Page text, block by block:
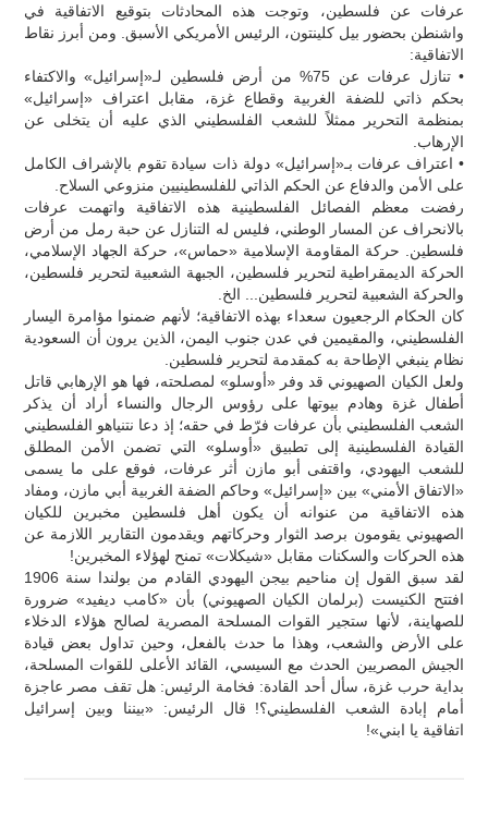
عرفات عن فلسطين، وتوجت هذه المحادثات بتوقيع الاتفاقية في
واشنطن بحضور بيل كلينتون، الرئيس الأمريكي الأسبق. ومن أبرز نقاط
الاتفاقية:
• تنازل عرفات عن 75% من أرض فلسطين لـ«إسرائيل» والاكتفاء
بحكم ذاتي للضفة الغربية وقطاع غزة، مقابل اعتراف «إسرائيل»
بمنظمة التحرير ممثلاً للشعب الفلسطيني الذي عليه أن يتخلى عن
الإرهاب.
• اعتراف عرفات بـ«إسرائيل» دولة ذات سيادة تقوم بالإشراف الكامل
على الأمن والدفاع عن الحكم الذاتي للفلسطينيين منزوعي السلاح.
رفضت معظم الفصائل الفلسطينية هذه الاتفاقية واتهمت عرفات
بالانحراف عن المسار الوطني، فليس له التنازل عن حبة رمل من أرض
فلسطين. حركة المقاومة الإسلامية «حماس»، حركة الجهاد الإسلامي،
الحركة الديمقراطية لتحرير فلسطين، الجبهة الشعبية لتحرير فلسطين،
والحركة الشعبية لتحرير فلسطين... الخ.
كان الحكام الرجعيون سعداء بهذه الاتفاقية؛ لأنهم ضمنوا مؤامرة اليسار
الفلسطيني، والمقيمين في عدن جنوب اليمن، الذين يرون أن السعودية
نظام ينبغي الإطاحة به كمقدمة لتحرير فلسطين.
ولعل الكيان الصهيوني قد وفر «أوسلو» لمصلحته، فها هو الإرهابي قاتل
أطفال غزة وهادم بيوتها على رؤوس الرجال والنساء أراد أن يذكر
الشعب الفلسطيني بأن عرفات فرّط في حقه؛ إذ دعا نتنياهو الفلسطيني
القيادة الفلسطينية إلى تطبيق «أوسلو» التي تضمن الأمن المطلق
للشعب اليهودي، واقتفى أبو مازن أثر عرفات، فوقع على ما يسمى
«الاتفاق الأمني» بين «إسرائيل» وحاكم الضفة الغربية أبي مازن، ومفاد
هذه الاتفاقية من عنوانه أن يكون أهل فلسطين مخبرين للكيان
الصهيوني يقومون برصد الثوار وحركاتهم ويقدمون التقارير اللازمة عن
هذه الحركات والسكنات مقابل «شيكلات» تمنح لهؤلاء المخبرين!
لقد سبق القول إن مناحيم بيجن اليهودي القادم من بولندا سنة 1906
افتتح الكنيست (برلمان الكيان الصهيوني) بأن «كامب ديفيد» ضرورة
للصهاينة، لأنها ستجير القوات المسلحة المصرية لصالح هؤلاء الدخلاء
على الأرض والشعب، وهذا ما حدث بالفعل، وحين تداول بعض قيادة
الجيش المصريين الحدث مع السيسي، القائد الأعلى للقوات المسلحة،
بداية حرب غزة، سأل أحد القادة: فخامة الرئيس: هل تقف مصر عاجزة
أمام إبادة الشعب الفلسطيني؟! قال الرئيس: «بيننا وبين إسرائيل
اتفاقية يا ابني»!